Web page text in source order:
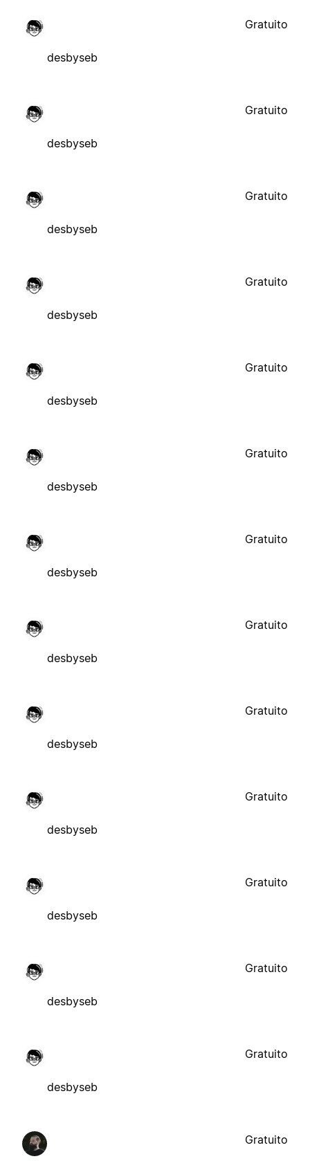
desbyseb
Gratuito
desbyseb
Gratuito
desbyseb
Gratuito
desbyseb
Gratuito
desbyseb
Gratuito
desbyseb
Gratuito
desbyseb
Gratuito
desbyseb
Gratuito
desbyseb
Gratuito
desbyseb
Gratuito
desbyseb
Gratuito
desbyseb
Gratuito
desbyseb
Gratuito
Gratuito